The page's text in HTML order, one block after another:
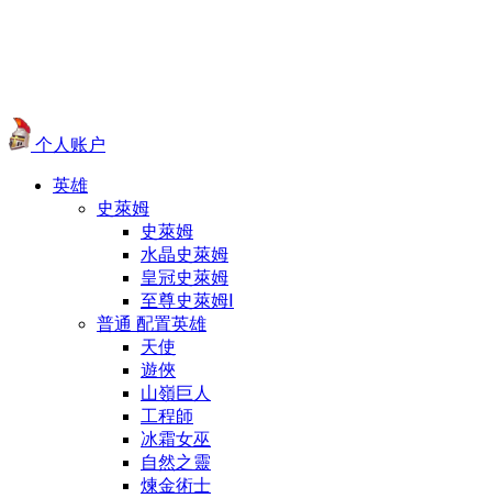
个人账户
英雄
史萊姆
史萊姆
水晶史萊姆
皇冠史萊姆
至尊史萊姆Ⅰ
普通 配置英雄
天使
遊俠
山嶺巨人
工程師
冰霜女巫
自然之靈
煉金術士